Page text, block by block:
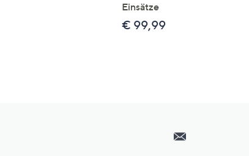
Einsätze
€ 99,99